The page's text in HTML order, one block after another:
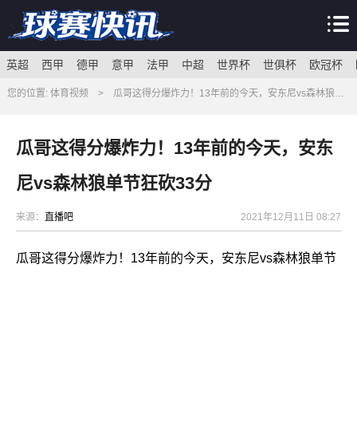
英超 西甲 德甲 意甲 法甲 中超 世界杯 世俱杯 欧冠杯
您的位置: 体育视频 > 瓜哥这得分爆炸力！13年前的今天，安东尼vs森林狼单节狂砍33分
瓜哥这得分爆炸力！13年前的今天，安东
尼vs森林狼单节狂砍33分
来源： 直播吧 2021年12月11日 08:27
瓜哥这得分爆炸力！13年前的今天，安东尼vs森林狼单节